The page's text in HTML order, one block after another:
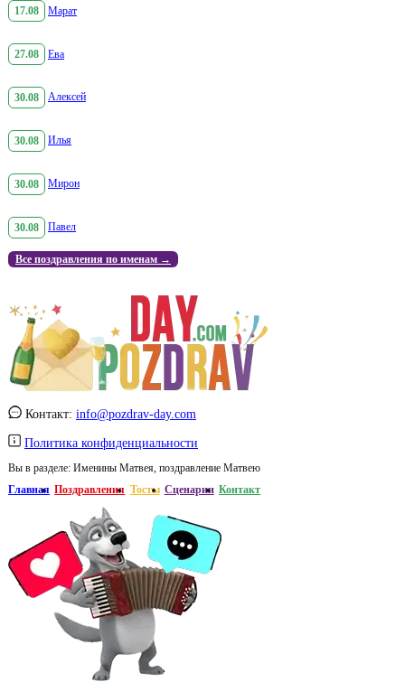
17.08 Марат
27.08 Ева
30.08 Алексей
30.08 Илья
30.08 Мирон
30.08 Павел
Все поздравления по именам →
Контакт: info@pozdrav-day.com
Политика конфиденциальности
Вы в разделе: Именины Матвея, поздравление Матвею
Главная Поздравления Тосты Сценарии Контакт